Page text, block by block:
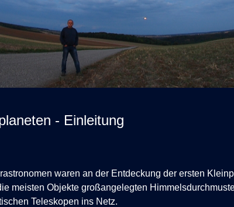
- Einleitung
waren an der Entdeckung der ersten
meisten Objekte großangelegten
Teleskopen ins Netz.